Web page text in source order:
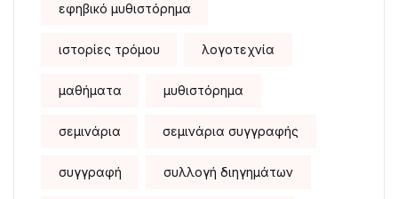
εφηβικό μυθιστόρημα
ιστορίες τρόμου λογοτεχνία
μαθήματα μυθιστόρημα
σεμινάρια σεμινάρια συγγραφής
συγγραφή συλλογή διηγημάτων